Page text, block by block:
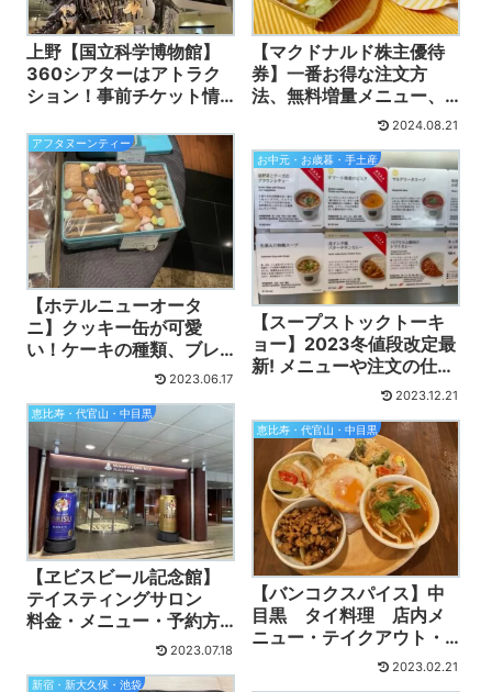
上野【国立科学博物館】
360シアターはアトラク
ション！事前チケット情
ち込みの有無、動画付
【マクドナルド株主優待
券】一番お得な注文方
法、無料増量メニュー、
季節限定、夜マックの値
2024.08.21
アフタヌーンティー
【ホテルニューオータ
ニ】クッキー缶が可愛
い！ケーキの種類、ブレ
ッド、メニュー値段表一
2023.06.17
お中元・お歳暮・手土産
【スープストックトーキ
ョー】2023冬値段改定最
新! メニューや注文の仕
方、テイクアウトの値段
2023.12.21
恵比寿・代官山・中目黒
【ヱビスビール記念館】
テイスティングサロン
料金・メニュー・予約方
2023.07.18
恵比寿・代官山・中目黒
【バンコクスパイス】中
目黒 タイ料理 店内メ
ニュー・テイクアウト・
2023.02.21
新宿・新大久保・池袋